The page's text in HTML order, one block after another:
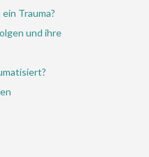
Trauma?
und ihre